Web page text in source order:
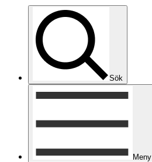
Sök
Meny